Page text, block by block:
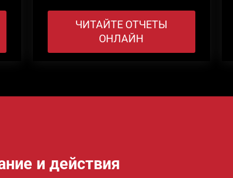
ЧИТАЙТЕ ОТЧЕТЫ
ОНЛАЙН
и действия